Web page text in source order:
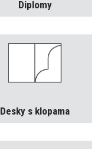
Diplomy
Desky s klopama